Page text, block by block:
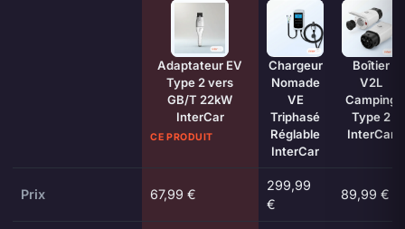
Adaptateur EV
Type 2 vers
GB/T 22kW
InterCar
CE PRODUIT
Chargeur
Nomade
VE
Triphasé
Réglable
InterCar
Boîtier
V2L
Camping
Type 2
InterCar
Prix 67,99 €
299,99
€
89,99 €